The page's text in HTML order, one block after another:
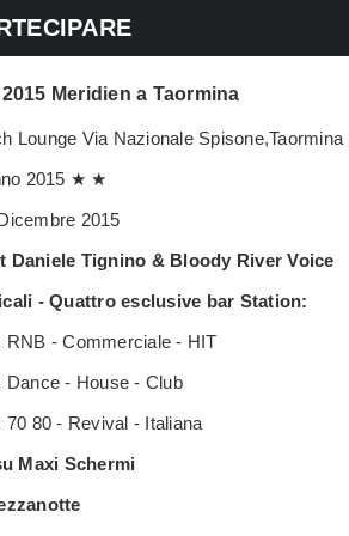
Meridien a Taormina
Lounge Via Nazionale Spisone,Taormina
2015 ★ ★
2015
Daniele Tignino & Bloody River Voice
- Quattro esclusive bar Station:
RNB - Commerciale - HIT
Dance - House - Club
70 80 - Revival - Italiana
Maxi Schermi